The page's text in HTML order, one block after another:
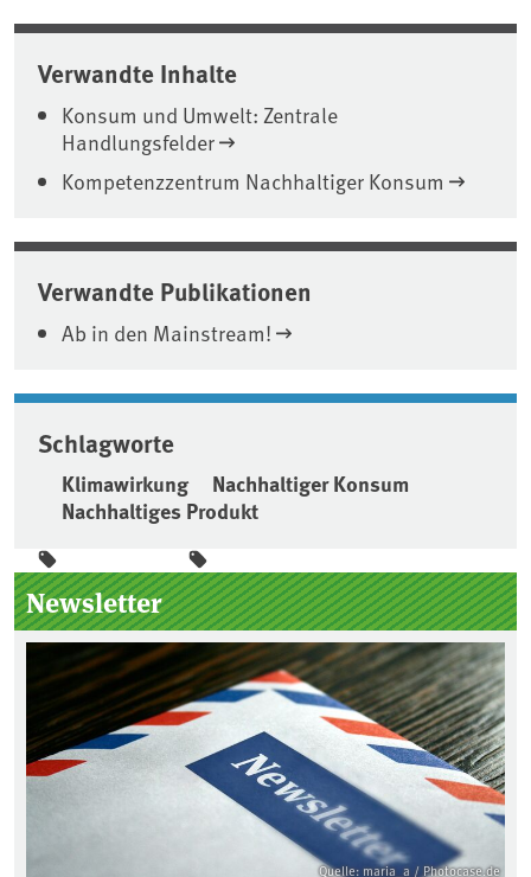
Verwandte Inhalte
Konsum und Umwelt: Zentrale
Handlungsfelder
Kompetenzzentrum Nachhaltiger Konsum
Verwandte Publikationen
Ab in den Mainstream!
Schlagworte
Klimawirkung
Nachhaltiger Konsum
Nachhaltiges Produkt
Seitenleiste
Newsletter
Quelle: maria_a / Photocase.de